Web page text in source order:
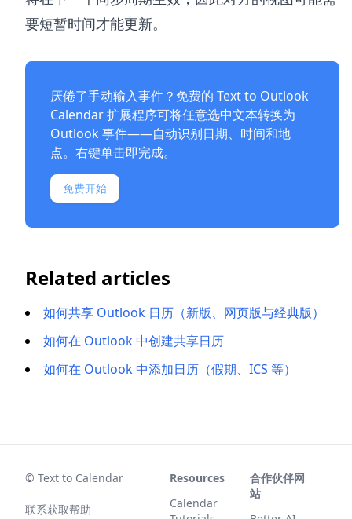
要短暂时间才能更新。
厌倦了手动输入事件？免费的 Text to Outlook
Calendar 扩展程序可将任意选中文本转换为
Outlook 事件——自动识别日期、时间和地
点。右键单击即完成。
免费开始
Related articles
如何共享 Outlook 日历（新版、网页版与经典版）
如何在 Outlook 中创建共享日历
如何在 Outlook 中添加日历（假期、ICS 等）
© Text to Calendar
联系获取帮助
Resources
Calendar
合作伙伴网
站